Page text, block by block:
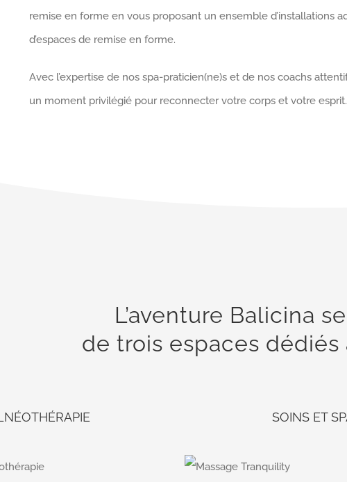
remise en forme en vous proposant un ensemble d’installations
d’espaces de remise en forme.
Avec l’expertise de nos spa-praticien(ne)s et de nos coachs
un moment privilégié pour reconnecter votre corps et votre esprit.
L’aventure Balicina
de trois espaces
SOINS ET